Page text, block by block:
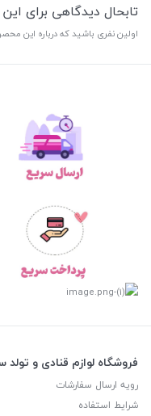
تابحال دیدگاهی برای
اولین نفری باشید که درباره این
فروشگاه لوازم قنادی و تولد
رویه ارسال سفارشات
شرایط استفاده